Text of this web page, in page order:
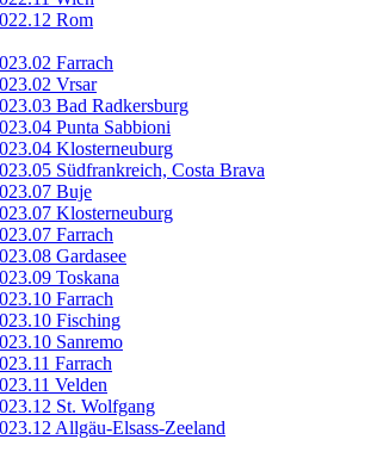
Rom
Farrach
Vrsar
Bad Radkersburg
Punta Sabbioni
Klosterneuburg
Südfrankreich, Costa Brava
Buje
Klosterneuburg
Farrach
Gardasee
Toskana
Farrach
Fisching
Sanremo
Farrach
Velden
St. Wolfgang
Allgäu-Elsass-Zeeland